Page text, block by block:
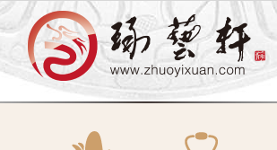
轻奢 名作